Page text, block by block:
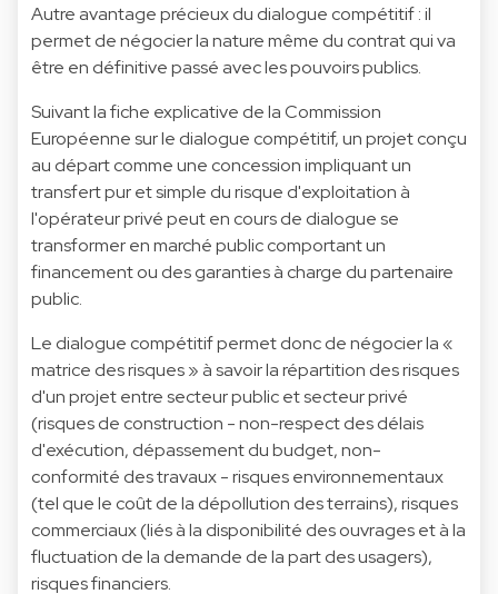
Autre avantage précieux du dialogue compétitif : il
permet de négocier la nature même du contrat qui va
être en définitive passé avec les pouvoirs publics.
Suivant la fiche explicative de la Commission
Européenne sur le dialogue compétitif, un projet conçu
au départ comme une concession impliquant un
transfert pur et simple du risque d'exploitation à
l'opérateur privé peut en cours de dialogue se
transformer en marché public comportant un
financement ou des garanties à charge du partenaire
public.
Le dialogue compétitif permet donc de négocier la «
matrice des risques » à savoir la répartition des risques
d'un projet entre secteur public et secteur privé
(risques de construction - non-respect des délais
d'exécution, dépassement du budget, non-
conformité des travaux - risques environnementaux
(tel que le coût de la dépollution des terrains), risques
commerciaux (liés à la disponibilité des ouvrages et à la
fluctuation de la demande de la part des usagers),
risques financiers.